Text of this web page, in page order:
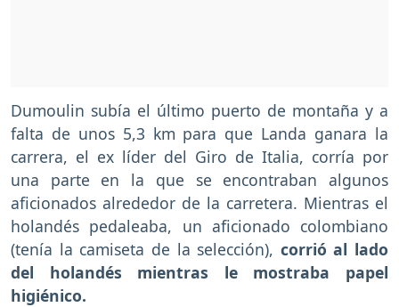
Dumoulin subía el último puerto de montaña y a
falta de unos 5,3 km para que Landa ganara la
carrera, el ex líder del Giro de Italia, corría por
una parte en la que se encontraban algunos
aficionados alrededor de la carretera. Mientras el
holandés pedaleaba, un aficionado colombiano
(tenía la camiseta de la selección), corrió al lado
del holandés mientras le mostraba papel
higiénico.